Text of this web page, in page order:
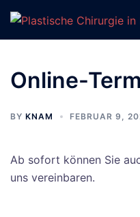
Zum
Inhalt
springen
Online-
BY KNAM FEBRUAR 9,
Ab sofort können Sie
uns vereinbaren.